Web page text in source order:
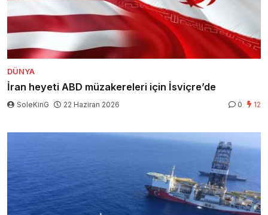
DÜNYA
İran heyeti ABD müzakereleri için İsviçre’de
SoleKinG 22 Haziran 2026 0 12